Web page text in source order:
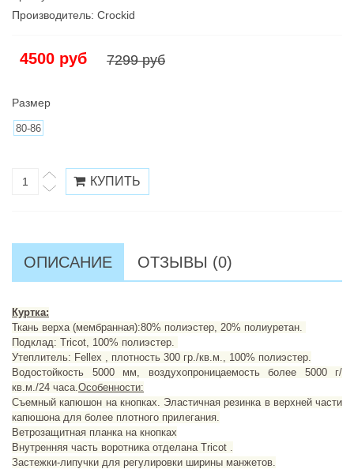
Производитель: Croсkid
7299 руб
4500 руб
Размер
80-86
ОПИСАНИЕ ОТЗЫВЫ (0)
Куртка:
Ткань верха (мембранная):80% полиэстер, 20% полиуретан.
Подклад: Tricot, 100% полиэстер.
Утеплитель: Fellex , плотность 300 гр./кв.м., 100% полиэстер.
Водостойкость 5000 мм, воздухопроницаемость более 5000 г/
кв.м./24 часа.Особенности:
Съемный капюшон на кнопках. Эластичная резинка в верхней части
капюшона для более плотного прилегания.
Ветрозащитная планка на кнопках
Внутренняя часть воротника отделана Tricot .
Застежки-липучки для регулировки ширины манжетов.